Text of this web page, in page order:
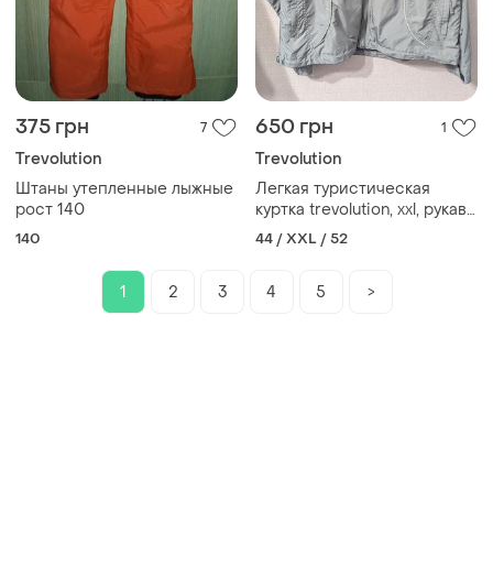
375 грн 7
Trevolution
Штаны утепленные лыжные
рост 140
140
650 грн 1
Trevolution
Легкая туристическая
куртка trevolution, xxl, рукава
отстегиваются
44 / XXL / 52
1 2 3 4 5 >